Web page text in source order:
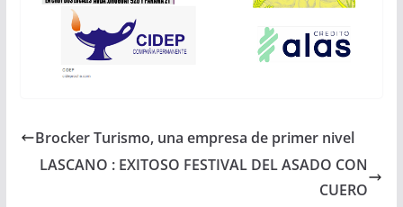
Brocker Turismo, una empresa de primer nivel
LASCANO : EXITOSO FESTIVAL DEL ASADO CON
CUERO